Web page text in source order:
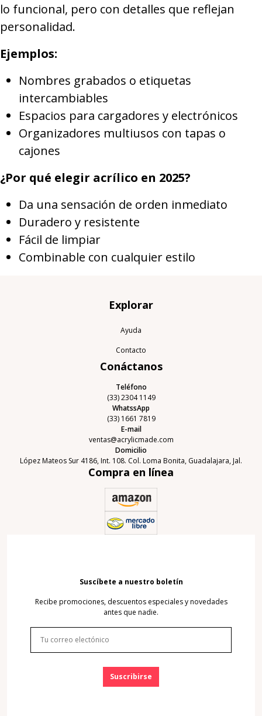
lo funcional, pero con detalles que reflejan
personalidad.
Ejemplos:
Nombres grabados o etiquetas
intercambiables
Espacios para cargadores y electrónicos
Organizadores multiusos con tapas o
cajones
¿Por qué elegir acrílico en 2025?
Da una sensación de orden inmediato
Duradero y resistente
Fácil de limpiar
Combinable con cualquier estilo
Explorar
Ayuda
Contacto
Conáctanos
Teléfono
(33) 2304 1149
WhatssApp
(33) 1661 7819
E-mail
ventas@acrylicmade.com
Domicilio
López Mateos Sur 4186, Int. 108. Col. Loma Bonita, Guadalajara, Jal.
Compra en línea
Suscíbete a nuestro boletín
Recibe promociones, descuentos especiales y novedades
antes que nadie.
Suscribirse